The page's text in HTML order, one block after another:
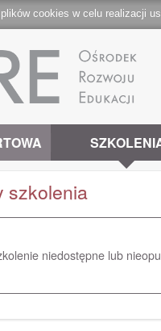
cookies w celu realizacji
szkolenia
niedostępne lub